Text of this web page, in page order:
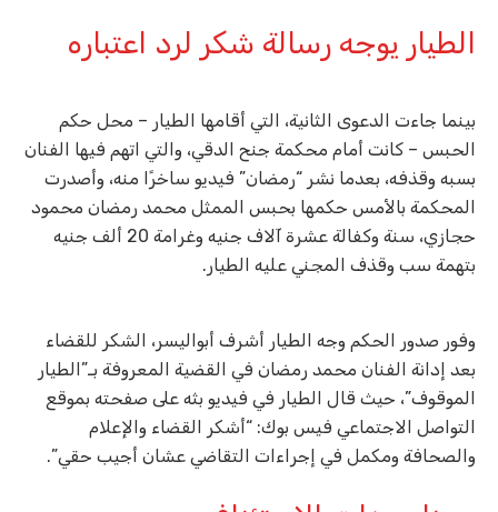
الطيار يوجه رسالة شكر لرد اعتباره
بينما جاءت الدعوى الثانية، التي أقامها الطيار – محل حكم
الحبس – كانت أمام محكمة جنح الدقي، والتي اتهم فيها الفنان
بسبه وقذفه، بعدما نشر “رمضان” فيديو ساخرًا منه، وأصدرت
المحكمة بالأمس حكمها بحبس الممثل محمد رمضان محمود
حجازي، سنة وكفالة عشرة آلاف جنيه وغرامة 20 ألف جنيه
بتهمة سب وقذف المجني عليه الطيار.
وفور صدور الحكم وجه الطيار أشرف أبواليسر، الشكر للقضاء
بعد إدانة الفنان محمد رمضان في القضية المعروفة بـ”الطيار
الموقوف”، حيث قال الطيار في فيديو بثه على صفحته بموقع
التواصل الاجتماعي فيس بوك: “أشكر القضاء والإعلام
والصحافة ومكمل في إجراءات التقاضي عشان أجيب حقي”.